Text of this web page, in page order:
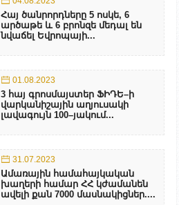
Հայ ծանրորդները 5 ոսկե, 6
արծաթե և 6 բրոնզե մեդալ են
նվաճել Եվրոպայի...
01.08.2023
3 հայ գրոսմայստեր ՖԻԴԵ–ի
վարկանիշային աղյուսակի
լավագույն 100–յակում...
31.07.2023
Ամառային համահայկական
խաղերի համար ՀՀ կժամանեն
ավելի քան 7000 մասնակիցներ....